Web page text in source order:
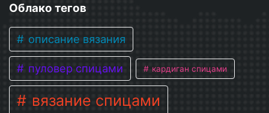
Облако тегов
описание вязания
пуловер спицами кардиган спицами
вязание спицами